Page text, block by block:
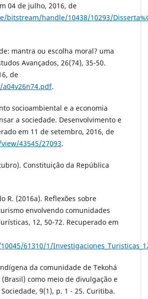
04 de julho, 2016, de
handle/10438/10293/
mantra ou escolha moral? uma
Avançados, 26(74), 35-50.
de
.
socioambiental e a economia
a sociedade. Desenvolvimento e
em 11 de setembro, 2016, de
43545/27093.
Constituição da República
R. (2016a). Reflexões sobre
envolvendo comunidades
12, 50-72. Recuperado em
61310/1/
Indígena da comunidade de Tekohá
como meio de divulgação e
9(1), p. 1 - 25. Curitiba.